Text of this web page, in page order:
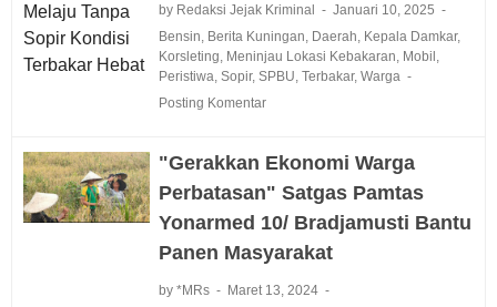
by Redaksi Jejak Kriminal
Januari 10, 2025
Bensin Berita Kuningan Daerah Kepala Damkar,
Korsleting Meninjau Lokasi Kebakaran Mobil
Peristiwa Sopir, SPBU Terbakar, Warga
Posting Komentar
"Gerakkan Ekonomi Warga
Perbatasan" Satgas Pamtas
Yonarmed 10/ Bradjamusti Bantu
Panen Masyarakat
by *MRs
Maret 13, 2024